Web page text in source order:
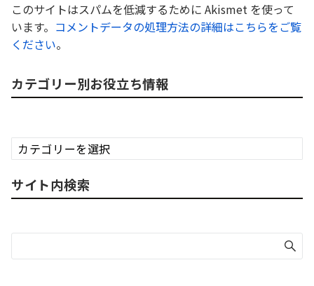
このサイトはスパムを低減するために Akismet を使って
います。 コメントデータの処理方法の詳細はこちらをご覧
ください。
カテゴリー別お役立ち情報
カ
テ
リ
ー
お
立
サイト内検索